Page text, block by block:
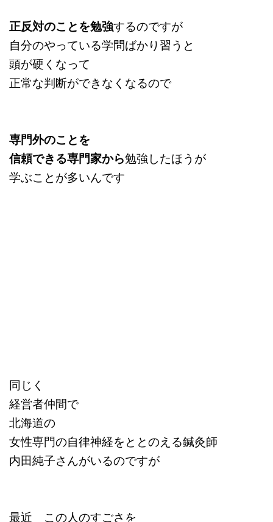
正反対のことを勉強するのですが
自分のやっている学問ばかり習うと
頭が硬くなって
正常な判断ができなくなるので
専門外のことを
信頼できる専門家から勉強したほうが
学ぶことが多いんです
同じく
経営者仲間で
北海道の
女性専門の自律神経をととのえる鍼灸師
内田純子さんがいるのですが
最近 この人のすごさを